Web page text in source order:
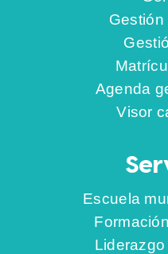
Agenda
Visor
Escuela